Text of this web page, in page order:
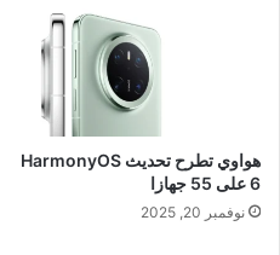
هواوي تطرح تحديث HarmonyOS
6 على 55 جهازا
نوفمبر 20, 2025